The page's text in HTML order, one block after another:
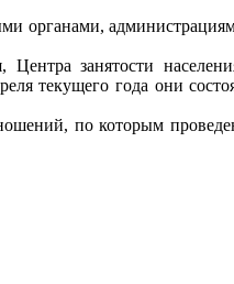
органами,
занятости
текущего года они
по которым